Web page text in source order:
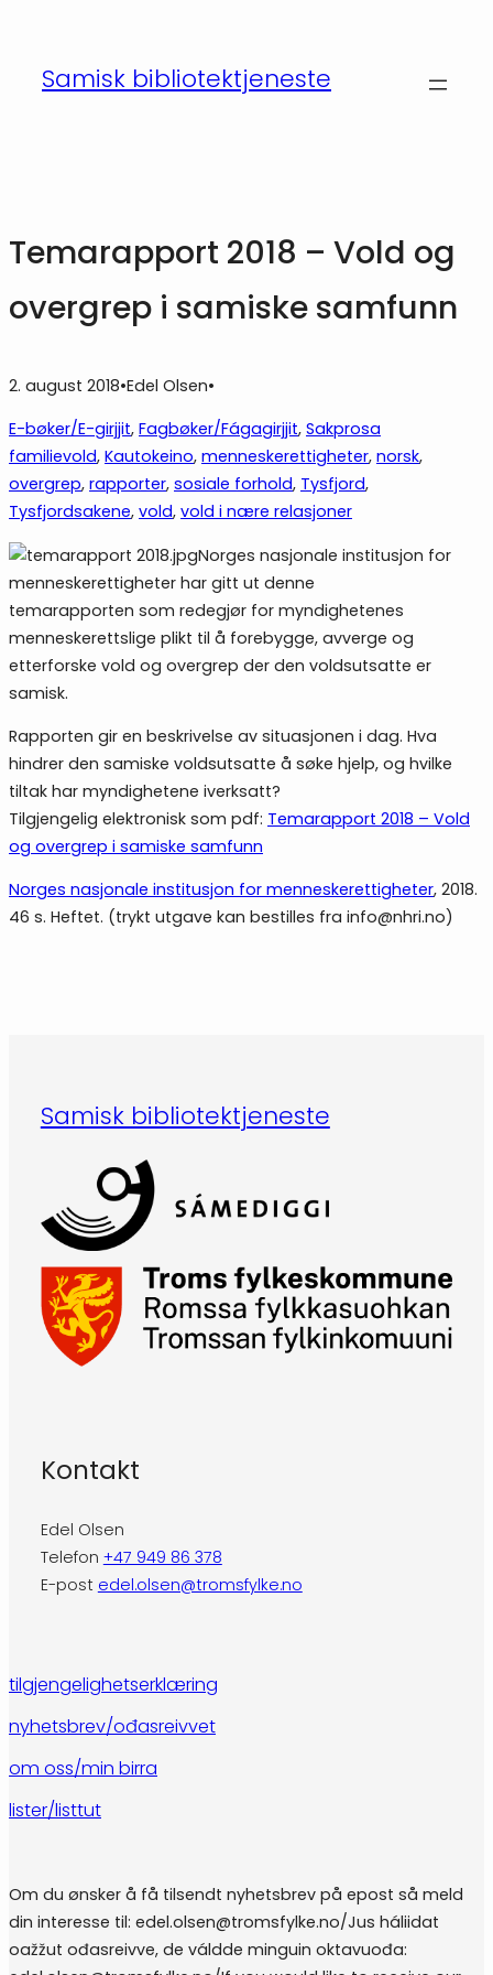
innholdSamisk bibliotektjeneste
Temarapport 2018 – Vold og
overgrep i samiske samfunn
2. august 2018•Edel Olsen•
E-bøker/E-girjjit, Fagbøker/Fágagirjjit, Sakprosa
familievold, Kautokeino, menneskerettigheter, norsk
overgrep, rapporter, sosiale forhold, Tysfjord
Tysfjordsakene, vold, vold i nære relasjoner
Norges nasjonale institusjon for
menneskerettigheter har gitt ut denne
temarapporten som redegjør for myndighetenes
menneskerettslige plikt til å forebygge, avverge og
etterforske vold og overgrep der den voldsutsatte er
samisk.
Rapporten gir en beskrivelse av situasjonen i dag. Hva
hindrer den samiske voldsutsatte å søke hjelp, og hvilke
tiltak har myndighetene iverksatt?
Tilgjengelig elektronisk som pdf: Temarapport 2018 – Vold
og overgrep i samiske samfunn
Norges nasjonale institusjon for menneskerettigheter, 2018.
46 s. Heftet. (trykt utgave kan bestilles fra info@nhri.no)
Samisk bibliotektjeneste
Kontakt
Edel Olsen
Telefon +47 949 86 378
E-post edel.olsen@tromsfylke.no
tilgjengelighetserklæring
nyhetsbrev/ođasreivvet
om oss/min birra
lister/listtut
Om du ønsker å få tilsendt nyhetsbrev på epost så meld
din interesse til: edel.olsen@tromsfylke.no/Jus háliidat
oažžut ođasreivve, de váldde minguin oktavuođa: